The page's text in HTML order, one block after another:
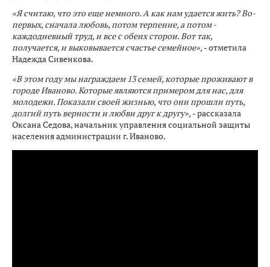
«Я считаю, что это еще немного. А как нам удается жить? Во-
первых, сначала любовь, потом терпение, а потом -
каждодневный труд, и все с обеих сторон. Вот так,
получается, и выковывается счастье семейное», - отметила
Надежда Сивенкова.
«В этом году мы награждаем 13 семей, которые проживают в
городе Иваново. Которые являются примером для нас, для
молодежи. Показали своей жизнью, что они прошли путь,
долгий путь верности и любви друг к другу», - рассказала
Оксана Седова, начальник управления социальной защиты
населения администрации г. Иваново.